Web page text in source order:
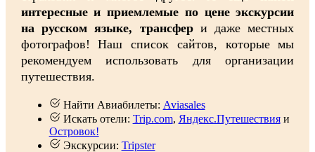
интересные и приемлемые по цене экскурсии
на русском языке, трансфери даже местных
фотографов! Наш список сайтов, которые мы
рекомендуем использовать для организации
путешествия.
Найти Авиабилеты: Aviasales
Искать отели: Trip.com, Яндекс.Путешествияи
Островок!
Экскурсии: Tripster